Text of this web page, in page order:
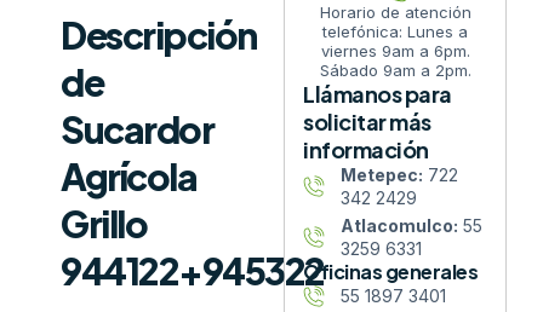
Descripción
de
Sucardor
Agrícola
Grillo
944122+945322
Horario de atención
telefónica: Lunes a
viernes 9am a 6pm.
Sábado 9am a 2pm.
Llámanos para
solicitar más
información
Metepec: 722
342 2429
Atlacomulco: 55
3259 6331
Oficinas generales
55 1897 3401